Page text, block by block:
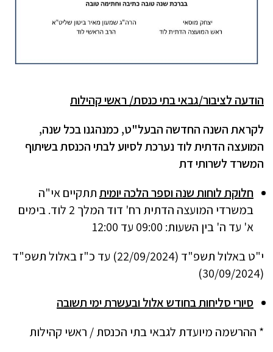
הודעה לציבור/גבאי בתי כנסת/ ראשי קהילות
לקראת השנה החדשה הבעל"ט, כמנהגנו בכל שנה,
המועצה הדתית לוד נערכת לסיוע לבתי הכנסת בשיתוף
המשרד לשרותי דת
חלוקת לוחות שנה וספר הלכה יומיתתתקיים אי"ה
במשרדי המועצה הדתית רח' דוד המלך 2 לוד. בימים
א' עד ה' בין השעות: 09:00 עד 12:00
י"ט באלול תשפ"ד (22/09/2024) עד כ"ז באלול תשפ"ד
(30/09/2024)
סיורי סליחות בחודש אלול ובעשרת ימי תשובה
* ההרשמה מיועדת לגבאי בתי הכנסת / ראשי קהילות